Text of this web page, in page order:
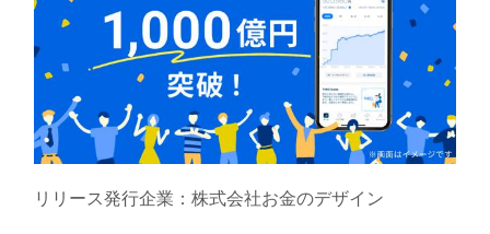
リリース発行企業：株式会社お金のデザイン